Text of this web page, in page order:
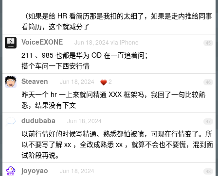
（如果是给 HR 看简历那是我扣的太细了，如果是走内推给同事
看简历，这个就减分了
45
VoiceEXONE Jun 18, 2024 via iPhone
211 、985 也都是华为 OD 在一直追着问；
搭个车问一下西安行情
46
Steaven Jun 18, 2024 2
昨天一个 hr 一上来就问精通 XXX 框架吗，我回了一句比较熟
悉，结果没有下文
47
dudubaba Jun 18, 2024
以前行情好的时候写精通、熟悉都怕被喷，可现在行情变了。所
以不要写了解 xx ，全改成熟悉 xx ，就算不会也不要慌，混到面
试阶段再说。
48
joyoyao Jun 18, 2024